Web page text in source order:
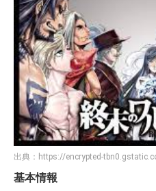
出典： https://encrypted-
基本情報